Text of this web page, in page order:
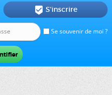
Se souvenir de moi ?
 S'inscrire